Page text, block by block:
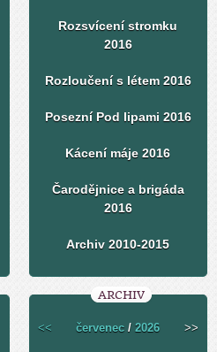
Rozsvícení stromku
2016
Rozloučení s létem 2016
Posezní Pod lipami 2016
Kácení máje 2016
Čarodějnice a brigáda
2016
Archiv 2010-2015
ARCHIV
<< červenec /2026 >>